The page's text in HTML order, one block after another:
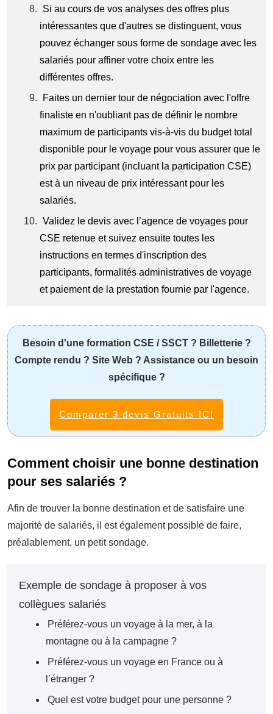
Si au cours de vos analyses des offres plus
intéressantes que d'autres se distinguent, vous
pouvez échanger sous forme de sondage avec les
salariés pour affiner votre choix entre les
différentes offres.
Faites un dernier tour de négociation avec l'offre
finaliste en n'oubliant pas de définir le nombre
maximum de participants vis-à-vis du budget total
disponible pour le voyage pour vous assurer que le
prix par participant (incluant la participation CSE)
est à un niveau de prix intéressant pour les
salariés.
Validez le devis avec l’agence de voyages pour
CSE retenue et suivez ensuite toutes les
instructions en termes d'inscription des
participants, formalités administratives de voyage
et paiement de la prestation fournie par l'agence.
Besoin d'une formation CSE / SSCT ? Billetterie ?
Compte rendu ? Site Web ? Assistance ou un besoin
spécifique ?
Comparer 3 devis Gratuits ICI
Comment choisir une bonne destination
pour ses salariés ?
Afin de trouver la bonne destination et de satisfaire une
majorité de salariés, il est également possible de faire,
préalablement, un petit sondage.
Exemple de sondage à proposer à vos
collègues salariés
Préférez-vous un voyage à la mer, à la
montagne ou à la campagne ?
Préférez-vous un voyage en France ou à
l’étranger ?
Quel est votre budget pour une personne ?